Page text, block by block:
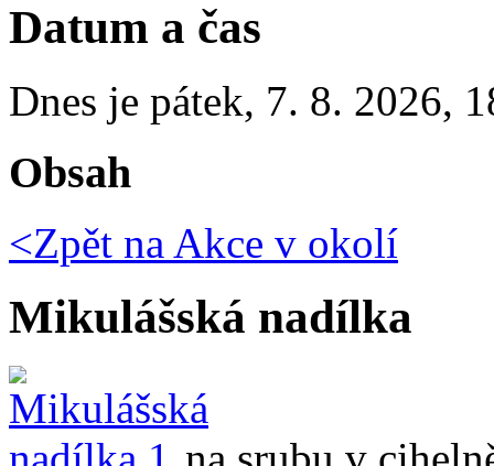
Datum a čas
Dnes je pátek, 7. 8. 2026,
Obsah
<Zpět na Akce v okolí
Mikulášská nadílka